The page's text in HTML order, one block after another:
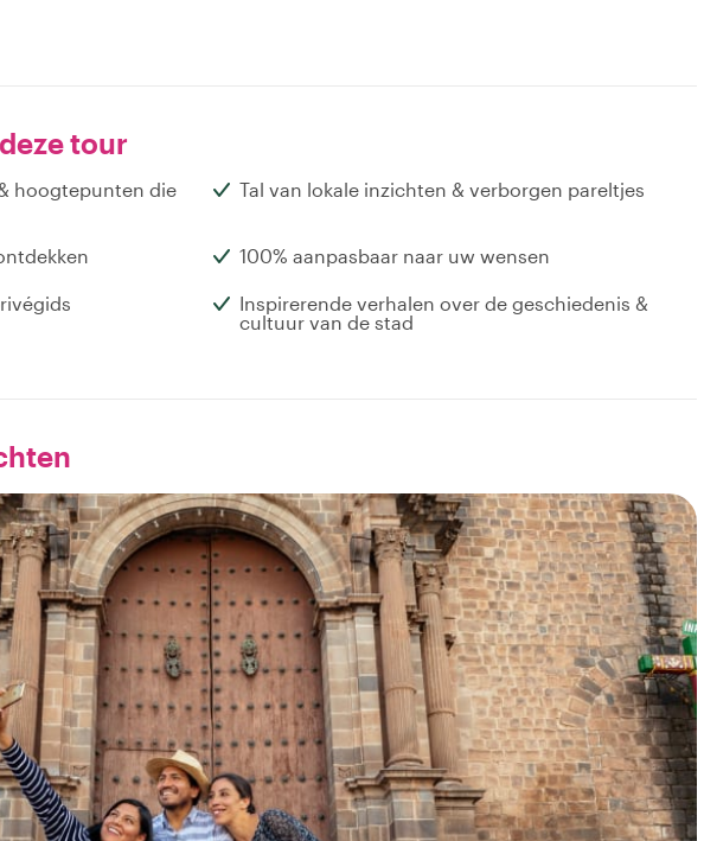
tour
hoogtepunten die
Tal van lokale inzichten & verborgen pareltjes
100% aanpasbaar naar uw wensen
Inspirerende verhalen over de geschiedenis &
cultuur van de stad